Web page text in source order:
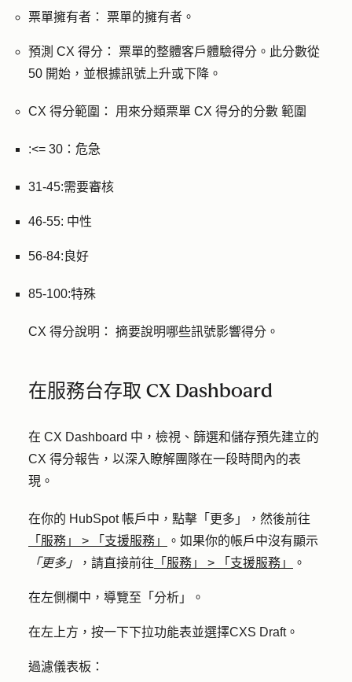
票單擁有者： 票單的擁有者。
預測 CX 得分： 票單的整體客戶體驗得分。此分數從
50 開始，並根據訊號上升或下降。
CX 得分範圍： 用來分類票單 CX 得分的分數 範圍
:<= 30：危急
31-45:需要審核
46-55: 中性
56-84:良好
85-100:特殊
CX 得分說明： 摘要說明哪些訊號影響得分。
在服務台存取 CX Dashboard
在 CX Dashboard 中，檢視、篩選和儲存預先建立的
CX 得分報告，以深入瞭解團隊在一段時間內的表
現。
在你的 HubSpot 帳戶中，點擊 「更多」
，然後前往
「服務」
> 「支援服務」
。如果你的帳戶中沒有顯示
「更多」
，請直接前往 「服務」 > 「支援服務」 。
在左側欄中，導覽至「 分析」 。
在左上方，按一下下拉功能表並選擇CXS Draft。
過濾儀表板：